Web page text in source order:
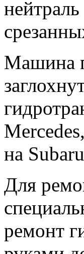
Машина
на
Для
ремонт